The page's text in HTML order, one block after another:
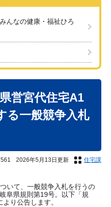
んなの健康・福祉ひろ
営宮代住宅A1
る一般競争入札
2026年5月13日更新 住宅課
いて、一般競争入札を行うの
阜県規則第19号。以下「規
り公告します。